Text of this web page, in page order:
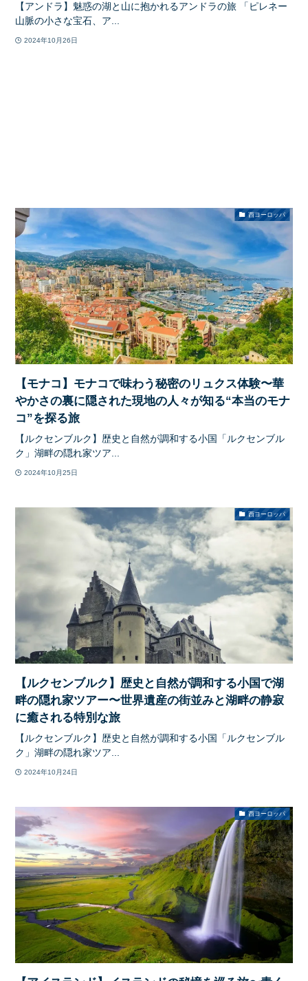
【アンドラ】魅惑の湖と山に抱かれるアンドラの旅 「ピレネー
山脈の小さな宝石、ア...
2024年10月26日
西ヨーロッパ
【モナコ】モナコで味わう秘密のリュクス体験〜華
やかさの裏に隠された現地の人々が知る“本当のモナ
コ”を探る旅
【ルクセンブルク】歴史と自然が調和する小国「ルクセンブル
ク」湖畔の隠れ家ツア...
2024年10月25日
西ヨーロッパ
【ルクセンブルク】歴史と自然が調和する小国で湖
畔の隠れ家ツアー〜世界遺産の街並みと湖畔の静寂
に癒される特別な旅
【ルクセンブルク】歴史と自然が調和する小国「ルクセンブル
ク」湖畔の隠れ家ツア...
2024年10月24日
西ヨーロッパ